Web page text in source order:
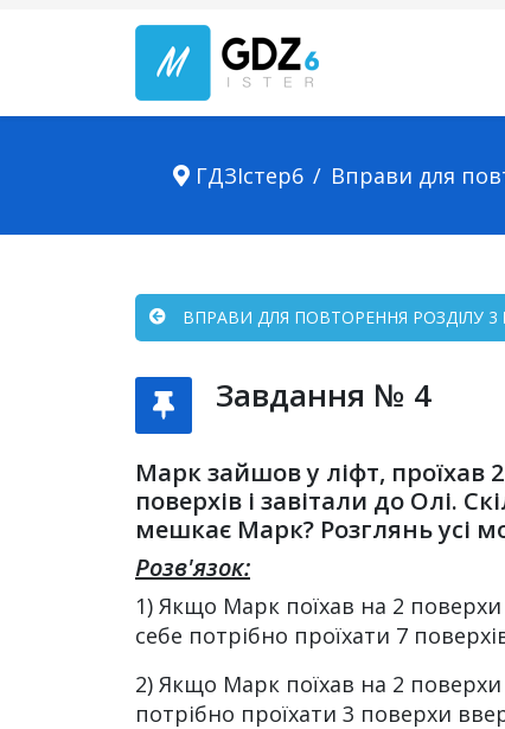
ГДЗІстер6 Вправи для
ВПРАВИ ДЛЯ ПОВТОРЕННЯ РОЗДІЛУ 3
Завдання № 4
Марк зайшов у ліфт, проїхав 2
поверхів і завітали до Олі.
мешкає Марк? Розглянь усі
Розв'язок:
1) Якщо Марк поїхав на 2
себе потрібно проїхати 7
2) Якщо Марк поїхав на 2
потрібно проїхати 3 поверхи